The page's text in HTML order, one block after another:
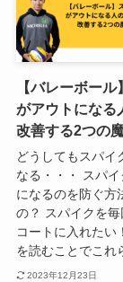
【バレーボー
がアウトになる
改善する2つの
どうしてもスパイ
なる・・・ スパイ
になるのを防ぐ方
の？ スパイクを毎
コートに入れたい
を読むことでこれ
2023年12月23日